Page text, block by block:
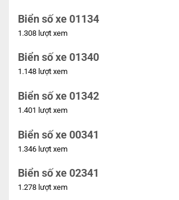
Biển số xe 01134
1.308 lượt xem
Biển số xe 01340
1.148 lượt xem
Biển số xe 01342
1.401 lượt xem
Biển số xe 00341
1.346 lượt xem
Biển số xe 02341
1.278 lượt xem